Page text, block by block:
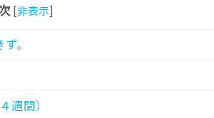
[非表示]
。
間）